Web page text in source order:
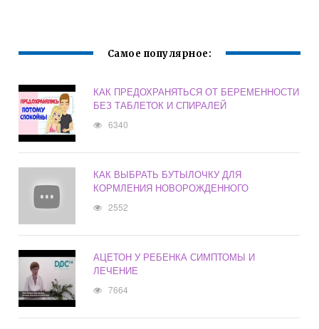
Самое популярное:
КАК ПРЕДОХРАНЯТЬСЯ ОТ БЕРЕМЕННОСТИ
БЕЗ ТАБЛЕТОК И СПИРАЛЕЙ
6340
КАК ВЫБРАТЬ БУТЫЛОЧКУ ДЛЯ
КОРМЛЕНИЯ НОВОРОЖДЕННОГО
2552
АЦЕТОН У РЕБЕНКА СИМПТОМЫ И
ЛЕЧЕНИЕ
7664